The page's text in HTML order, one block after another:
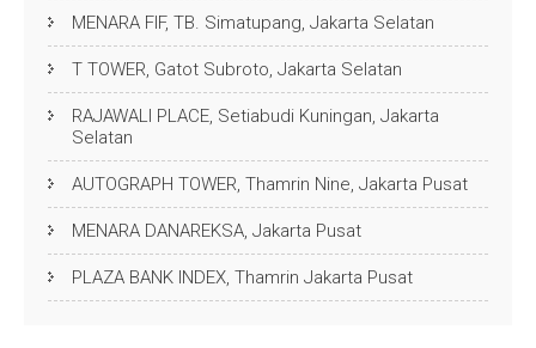
MENARA FIF, TB. Simatupang, Jakarta Selatan
T TOWER, Gatot Subroto, Jakarta Selatan
RAJAWALI PLACE, Setiabudi Kuningan, Jakarta
Selatan
AUTOGRAPH TOWER, Thamrin Nine, Jakarta Pusat
MENARA DANAREKSA, Jakarta Pusat
PLAZA BANK INDEX, Thamrin Jakarta Pusat